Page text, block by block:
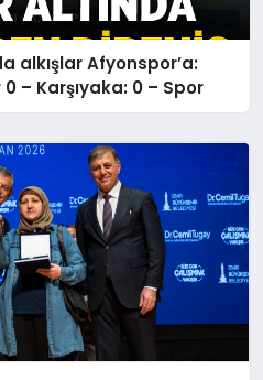
alkışlar Afyonspor’a:
– Karşıyaka: 0 – Spor